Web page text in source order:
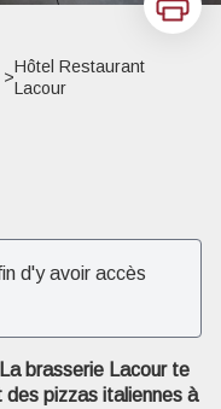
>
Hôtel Restaurant
Lacour
d'y avoir accès
brasserie Lacour te
pizzas italiennes à